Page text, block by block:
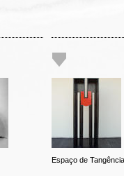
Espaço de Tangência